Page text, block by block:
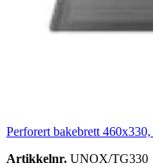
Perforert bakebrett
Artikkelnr. UNOX/TG330